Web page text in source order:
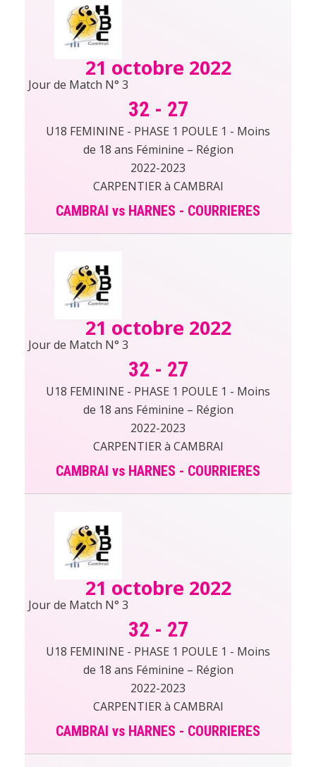
21 octobre 2022
Jour de Match N° 3
32 - 27
U18 FEMININE - PHASE 1 POULE 1 - Moins
de 18 ans Féminine – Région
2022-2023
CARPENTIER à CAMBRAI
CAMBRAI vs HARNES - COURRIERES
21 octobre 2022
Jour de Match N° 3
32 - 27
U18 FEMININE - PHASE 1 POULE 1 - Moins
de 18 ans Féminine – Région
2022-2023
CARPENTIER à CAMBRAI
CAMBRAI vs HARNES - COURRIERES
21 octobre 2022
Jour de Match N° 3
32 - 27
U18 FEMININE - PHASE 1 POULE 1 - Moins
de 18 ans Féminine – Région
2022-2023
CARPENTIER à CAMBRAI
CAMBRAI vs HARNES - COURRIERES